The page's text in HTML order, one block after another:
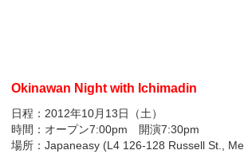
Okinawan Night with Ichimadin
日程：2012年10月13日（土）
時間：オープン7:00pm 開演7:30pm
場所：Japaneasy (L4 126-128 Russell St.,